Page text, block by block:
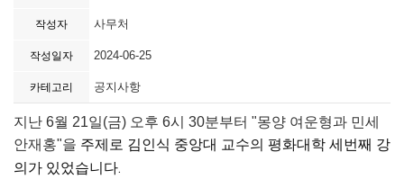
작성자 사무처
작성일자 2024-06-25
카테고리 공지사항
지난 6월 21일(금) 오후 6시 30분부터 "몽양 여운형과 민세
안재홍"을 주제로 김인식 중앙대 교수의 평화대학 세번째 강
의가 있었습니다.